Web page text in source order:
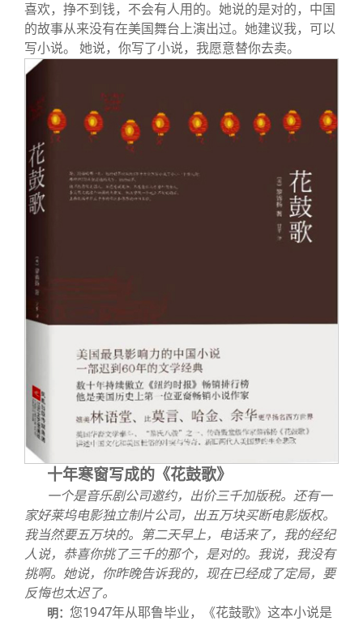
喜欢，挣不到钱，不会有人用的。她说的是对的，中国
的故事从来没有在美国舞台上演出过。她建议我，可以
写小说。 她说，你写了小说，我愿意替你去卖。
十年寒窗写成的《花鼓歌》
一个是音乐剧公司邀约，出价三千加版税。还有一
家好莱坞电影独立制片公司，出五万块买断电影版权。
我当然要五万块的。第二天早上，电话来了，我的经纪
人说，恭喜你挑了三千的那个，是对的。我说，我没有
挑啊。她说，你昨晚告诉我的，现在已经成了定局，要
反悔也太迟了。
明： 您1947年从耶鲁毕业，《花鼓歌》这本小说是